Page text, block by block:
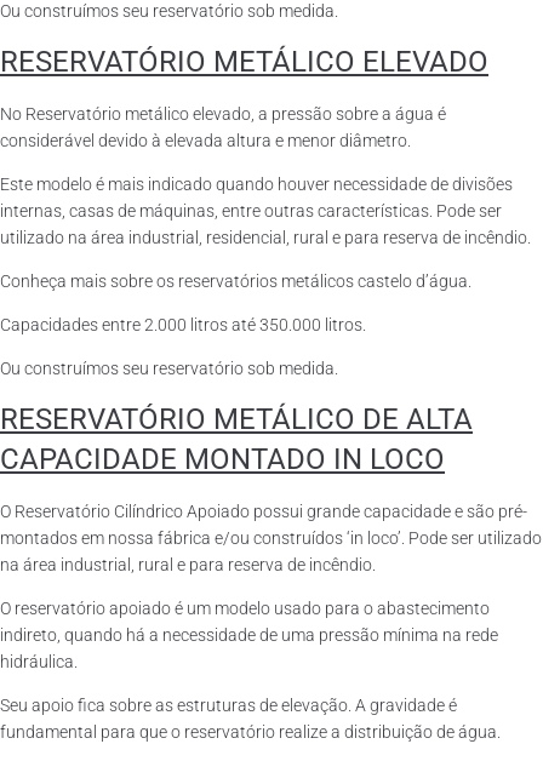
Ou construímos seu reservatório sob medida.
RESERVATÓRIO METÁLICO ELEVADO
No Reservatório metálico elevado, a pressão sobre a água é
considerável devido à elevada altura e menor diâmetro.
Este modelo é mais indicado quando houver necessidade de divisões
internas, casas de máquinas, entre outras características. Pode ser
utilizado na área industrial, residencial, rural e para reserva de incêndio.
Conheça mais sobre os reservatórios metálicos castelo d’água.
Capacidades entre 2.000 litros até 350.000 litros.
Ou construímos seu reservatório sob medida.
RESERVATÓRIO METÁLICO DE ALTA
CAPACIDADE MONTADO IN LOCO
O Reservatório Cilíndrico Apoiado possui grande capacidade e são pré-
montados em nossa fábrica e/ou construídos ‘in loco’. Pode ser utilizado
na área industrial, rural e para reserva de incêndio.
O reservatório apoiado é um modelo usado para o abastecimento
indireto, quando há a necessidade de uma pressão mínima na rede
hidráulica.
Seu apoio fica sobre as estruturas de elevação. A gravidade é
fundamental para que o reservatório realize a distribuição de água.